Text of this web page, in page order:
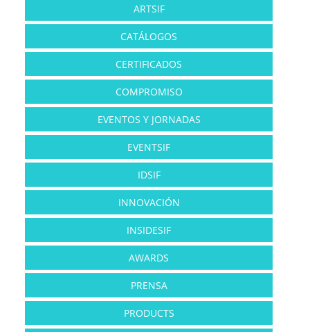
ARTSIF
CATÁLOGOS
CERTIFICADOS
COMPROMISO
EVENTOS Y JORNADAS
EVENTSIF
IDSIF
INNOVACIÓN
INSIDESIF
AWARDS
PRENSA
PRODUCTS